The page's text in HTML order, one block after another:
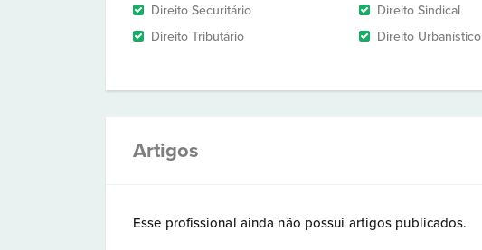
Direito Securitário
Direito Sindical
Direito Tributário
Direito Urbanístico
Artigos
Esse profissional ainda não possui artigos publicados.